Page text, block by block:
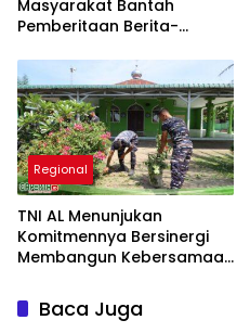
Masyarakat Bantah
Pemberitaan Berita-
Tidak Sesuai Fakta dan
Akan Tempuh Jalur Dewan
Pers
Regional
TNI AL Menunjukan
Komitmennya Bersinergi
Membangun Kebersamaan
Limau Manis
Baca Juga